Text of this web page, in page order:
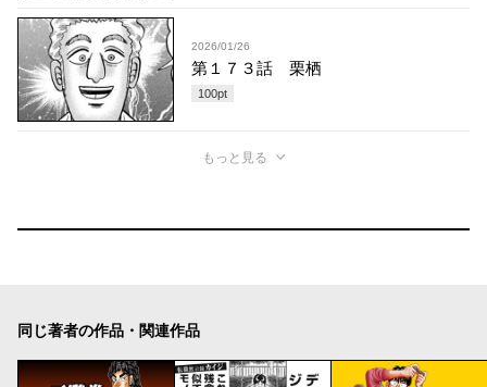
2026/01/26
第１７３話 栗栖
100pt
もっと見る
同じ著者の作品・関連作品